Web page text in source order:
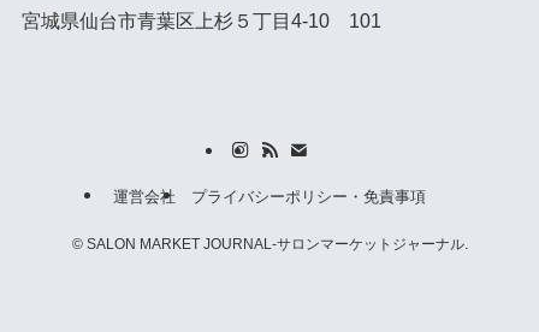
宮城県仙台市青葉区上杉５丁目4-10 101
運営会社 プライバシーポリシー・免責事項
©SALON MARKET JOURNAL-サロンマーケットジャーナル.